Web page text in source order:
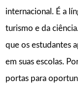
internacional. É a
turismo e da
que os estudantes
em suas escolas.
portas para